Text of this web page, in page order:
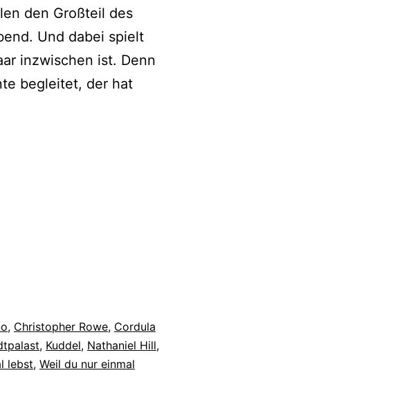
den Großteil des
Und dabei spielt
inzwischen ist. Denn
begleitet, der hat
, Christopher Rowe, Cordula
, Kuddel, Nathaniel Hill,
lebst, Weil du nur einmal